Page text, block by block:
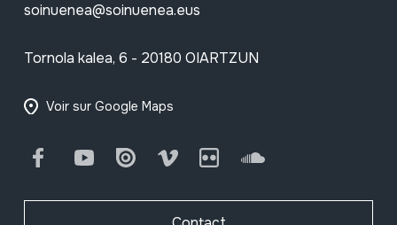
soinuenea@soinuenea.eus
Tornola kalea, 6 - 20180 OIARTZUN
Voir sur Google Maps
FacebookYoutube Issuu Vimeo Flickr SoundCloud